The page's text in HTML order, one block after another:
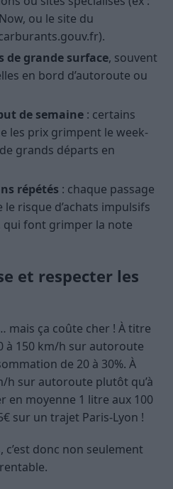
ou le site du
de grande surface, souvent
en bord d’autoroute ou
de semaine : certains
les prix grimpent le week-
grands départs en
répétés : chaque passage
risque d’achats impulsifs
qui font grimper la note
et respecter les
mais ça coûte cher ! À titre
à 150 km/h sur autoroute
de 20 à 30%. À
h sur autoroute plutôt qu’à
en moyenne 1 litre aux 100
sur un trajet Paris-Lyon !
donc non seulement